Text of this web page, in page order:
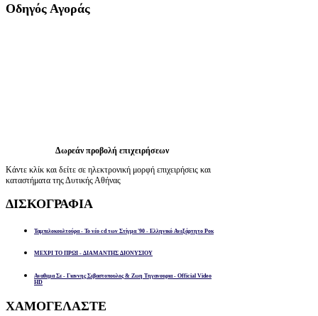
Οδηγός Αγοράς
Δωρεάν προβολή επιχειρήσεων
Κάντε κλίκ και δείτε σε ηλεκτρονική μορφή επιχειρήσεις και
καταστήματα της Δυτικής Αθήνας
ΔΙΣΚΟΓΡΑΦΙΑ
Ταμπελοκουλτούρα - Το νέο cd των Στίγμα '90 - Ελληνικό Ανεξάρτητο Ροκ
ΜΕΧΡΙ ΤΟ ΠΡΩΙ - ΔΙΑΜΑΝΤΗΣ ΔΙΟΝΥΣΙΟΥ
Αναθεμα Σε - Γιαννης Σεβαστοπουλος & Ζωη Τηγανουρια - Official Video
HD
ΧΑΜΟΓΕΛΑΣΤΕ